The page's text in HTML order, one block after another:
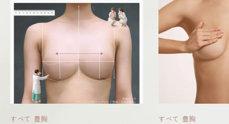
すべて 豊胸 すべて 豊胸